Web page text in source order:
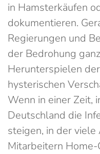
in Hamsterkäufen
dokumentieren.
Regierungen und
der Bedrohung
Herunterspielen
hysterischen
Wenn in einer Zeit,
Deutschland die
steigen, in der
Mitarbeitern